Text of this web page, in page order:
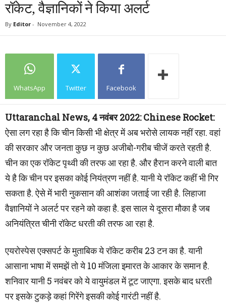
रॉकेट, वैज्ञानिकों ने किया अलर्ट
By Editor - November 4, 2022
WhatsApp Twitter Facebook
Uttaranchal News, 4 नवंबर 2022: Chinese Rocket:
ऐसा लग रहा है कि चीन किसी भी क्षेत्र में अब भरोसे लायक नहीं रहा. वहां
की सरकार और जनता कुछ न कुछ अजीबो-गरीब चीजें करते रहती है.
चीन का एक रॉकेट पृथ्वी की तरफ आ रहा है. और हैरान करने वाली बात
ये है कि चीन पर इसका कोई नियंत्रण नहीं है. यानी ये रॉकेट कहीं भी गिर
सकता है. ऐसे में भारी नुकसान की आशंका जताई जा रही है. लिहाजा
वैज्ञानियों ने अलर्ट पर रहने को कहा है. इस साल ये दूसरा मौका है जब
अनियंत्रित चीनी रॉकेट धरती की तरफ आ रहा है.
एयरोस्पेस एक्सपर्ट के मुताबिक ये रॉकेट करीब 23 टन का है. यानी
आसाना भाषा में समझें तो ये 10 मंजिला इमारत के आकार के समान है.
शनिवार यानी 5 नवंबर को ये वायुमंडल में टूट जाएगा. इसके बाद धरती
पर इसके टुकड़े कहां गिरेंगे इसकी कोई गारंटी नहीं है.